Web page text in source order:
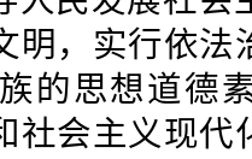
明，实行依法
的思想道德
社会主义现代